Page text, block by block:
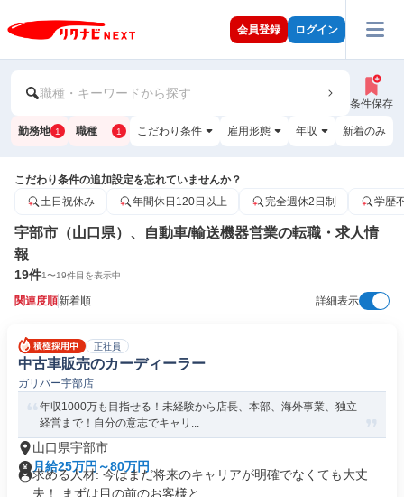
会員登録 ログイン
職種・キーワードから探す
条件保存
勤務地 1 職種 1 こだわり条件 雇用形態 年収 新着のみ
こだわり条件の追加設定を忘れていませんか？
土日祝休み
年間休日120日以上 完全週休2日制 学歴
宇部市（山口県）、自動車/輸送機器営業の転職・求人情
報
19件1〜19件目を表示中
関連度順新着順 詳細表示
正社員
中古車販売のカーディーラー
ガリバー宇部店
年収1000万も目指せる！未経験から店長、本部、海外事業、独立
経営まで！自分の意志でキャリ...
山口県宇部市
月給25万円～80万円
求める人材: 今はまだ将来のキャリアが明確でなくても大丈
夫！ まずは目の前のお客様と...